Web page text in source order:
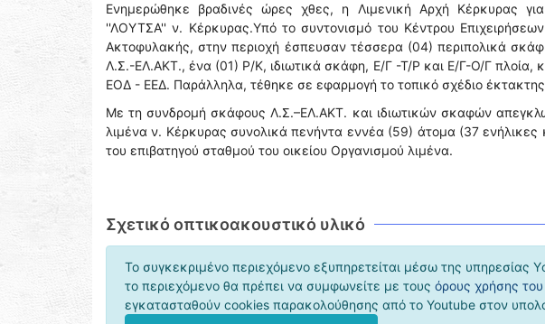
Ενημερώθηκε βραδινές ώρες χθες, η Λιμενική Αρχή Κέρκυρας
''ΛΟΥΤΣΑ'' ν. Κέρκυρας.Υπό το συντονισμό του Κέντρου
Ακτοφυλακής, στην περιοχή έσπευσαν τέσσερα (04) περιπολικά
Λ.Σ.-ΕΛ.ΑΚΤ., ένα (01) Ρ/Κ, ιδιωτικά σκάφη, Ε/Γ -Τ/Ρ και Ε/Γ-Ο/Γ πλοία,
ΕΟΔ - ΕΕΔ. Παράλληλα, τέθηκε σε εφαρμογή το τοπικό σχέδιο έκτακτης
Με τη συνδρομή σκάφους Λ.Σ.–ΕΛ.ΑΚΤ. και ιδιωτικών σκαφών
λιμένα ν. Κέρκυρας συνολικά πενήντα εννέα (59) άτομα (37 ενήλικες
του επιβατηγού σταθμού του οικείου Οργανισμού λιμένα.
Σχετικό οπτικοακουστικό υλικό
Το συγκεκριμένο περιεχόμενο εξυπηρετείται μέσω της υπηρεσίας
το περιεχόμενο θα πρέπει να συμφωνείτε με τους όρους χρήσης
εγκατασταθούν cookies παρακολούθησης από το Youtube στον